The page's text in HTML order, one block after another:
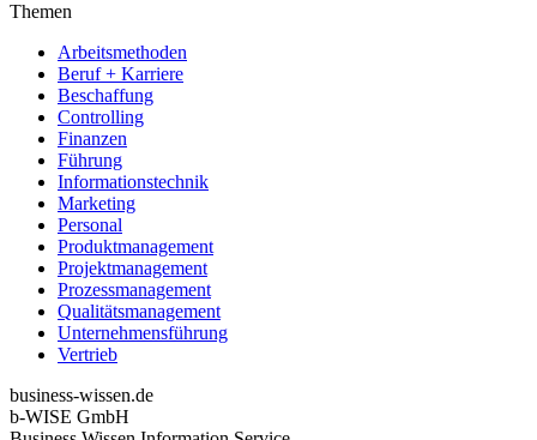
Themen
Arbeitsmethoden
Beruf + Karriere
Beschaffung
Controlling
Finanzen
Führung
Informationstechnik
Marketing
Personal
Produktmanagement
Projektmanagement
Prozessmanagement
Qualitätsmanagement
Unternehmensführung
Vertrieb
business-wissen.de
b-WISE GmbH